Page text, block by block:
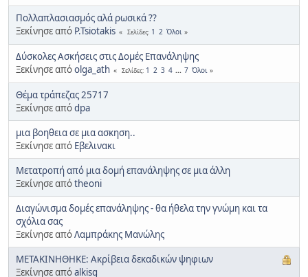
Πολλαπλασιασμός αλά ρωσικά ??
Ξεκίνησε από P.Tsiotakis Σελίδες 1 2 Όλοι
Δύσκολες Ασκήσεις στις Δομές Επανάληψης
Ξεκίνησε απόolga_ath Σελίδες 1 2 3 4 ... 7 Όλοι
Θέμα τράπεζας 25717
Ξεκίνησε απόdpa
μια βοηθεια σε μια ασκηση..
Ξεκίνησε από Εβελινακι
Μετατροπή από μια δομή επανάληψης σε μια άλλη
Ξεκίνησε απόtheoni
Διαγώνισμα δομές επανάληψης - θα ήθελα την γνώμη και τα
σχόλια σας
Ξεκίνησε απόΛαμπράκης Μανώλης
ΜΕΤΑΚΙΝΗΘΗΚΕ: Ακρίβεια δεκαδικών ψηφιων
Ξεκίνησε απόalkisg